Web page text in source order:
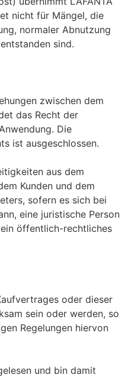
nicht für Mängel, die
normaler Abnutzung
sind.
zwischen dem
das Recht der
Die
ist ausgeschlossen.
aus dem
Kunden und dem
sofern es sich bei
eine juristische Person
öffentlich-rechtliches
oder dieser
sein oder werden, so
Regelungen hiervon
und bin damit